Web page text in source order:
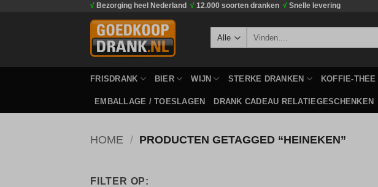
√ Bezorging heel Nederland √ 12.000 soorten dranken √ Snelle levering
FRISDRANK BIER WIJN STERKE DRANKEN KOFFIE-THEE
EMBALLAGE / TOESLAGEN DRANK CADEAU RELATIEGESCHENKEN
HOME / PRODUCTEN GETAGGED “HEINEKEN”
FILTER OP: